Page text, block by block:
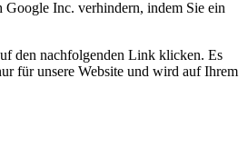
Google Inc. verhindern, indem Sie ein
den nachfolgenden Link klicken. Es
für unsere Website und wird auf Ihrem